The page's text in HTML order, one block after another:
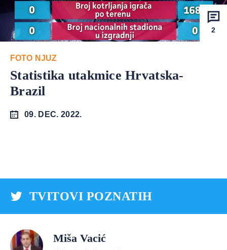
2
FOTO NJUZ
Statistika utakmice Hrvatska-
Brazil
09. DEC. 2022.
TVITOVI POZNATIH
Miša Vacić